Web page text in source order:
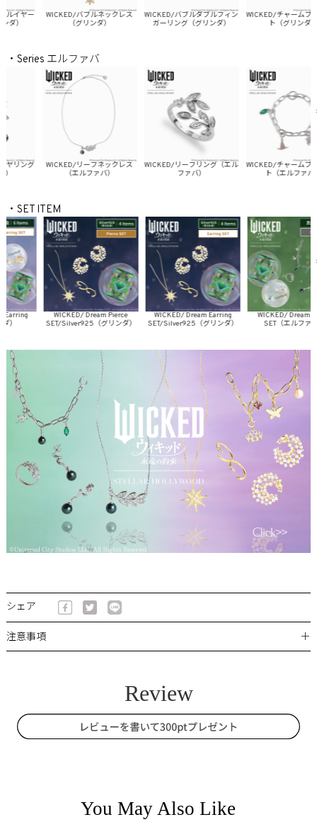
ヤー
）
WICKED/バブルネックレス
（グリンダ）
WICKED/バブルダブルフィン
ガーリング（グリンダ）
WICKED/チャームブレス
ト（グリンダ）
・Series エルファバ
ング
WICKED/リーフネックレス
（エルファバ）
WICKED/リーフリング（エル
ファバ）
WICKED/チャームブレス
ト（エルファバ）
・SET ITEM
WICKED/ Dream Pierce
SET/Silver925（グリンダ）
WICKED/ Dream Earring
SET/Silver925（グリンダ）
WICKED/ Dream
SET（エルファバ）
シェア
注意事項 ＋
You May Also Like